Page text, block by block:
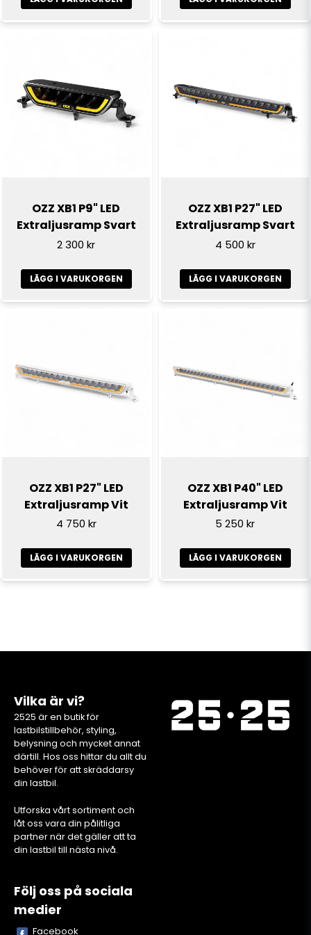
Skicka fråga
OZZ XB1 P9" LED
Extraljusramp Svart
2 300 kr
LÄGG I VARUKORGEN
OZZ XB1 P27" LED
Extraljusramp Svart
4 500 kr
LÄGG I VARUKORGEN
OZZ XB1 P27" LED
Extraljusramp Vit
4 750 kr
LÄGG I VARUKORGEN
OZZ XB1 P40" LED
Extraljusramp Vit
5 250 kr
LÄGG I VARUKORGEN
Vilka är vi?
2525 är en butik för
lastbilstillbehör, styling,
belysning och mycket annat
därtill. Hos oss hittar du allt du
behöver för att skräddarsy
din lastbil.
Utforska vårt sortiment och
låt oss vara din pålitliga
partner när det gäller att ta
din lastbil till nästa nivå.
Följ oss på sociala
medier
Facebook